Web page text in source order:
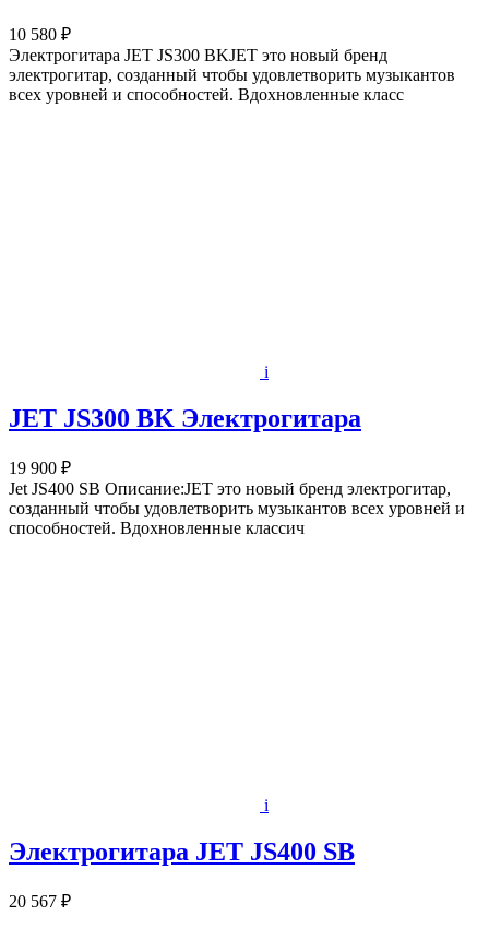
10 580 ₽
Электрогитара JET JS300 BKJET это новый бренд
электрогитар, созданный чтобы удовлетворить музыкантов
всех уровней и способностей. Вдохновленные класс
i
JET JS300 BK Электрогитара
19 900 ₽
Jet JS400 SB Описание:JET это новый бренд электрогитар,
созданный чтобы удовлетворить музыкантов всех уровней и
способностей. Вдохновленные классич
i
Электрогитара JET JS400 SB
20 567 ₽